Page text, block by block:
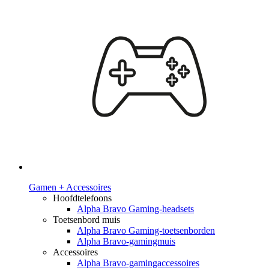
Gamen + Accessoires
Hoofdtelefoons
Alpha Bravo Gaming-headsets
Toetsenbord muis
Alpha Bravo Gaming-toetsenborden
Alpha Bravo-gamingmuis
Accessoires
Alpha Bravo-gamingaccessoires